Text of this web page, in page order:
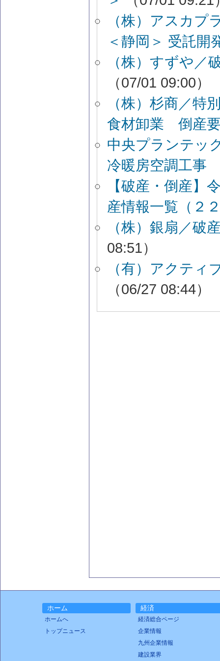
（株）アスカ
＜静岡＞ 受託開
（株）すずや
（07/01 09:00）
（株）杉商／
食材卸業 倒産
中央プランテッ
冷暖房空調工事
【破産・倒産
産情報一覧（２
（株）銀扇／
08:51）
（有）アクテ
（06/27 08:44）
ホーム
ホームへ
トップニュース
経済
経済総合ページ
企業情報
九州企業情報
建設業界